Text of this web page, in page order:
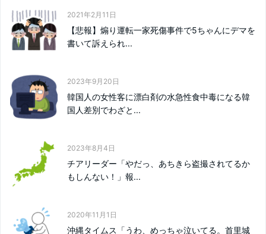
2021年2月11日
【悲報】煽り運転一家死傷事件で5ちゃんにデマを
書いて訴えられ...
2023年9月20日
韓国人の女性客に漂白剤の水急性食中毒になる韓
国人差別でわざと...
2023年8月4日
チアリーダー「やだっ、あちきら盗撮されてるか
もしんない！」報...
2020年11月1日
沖縄タイムス「うわ、めっちゃ泣いてる。首里城